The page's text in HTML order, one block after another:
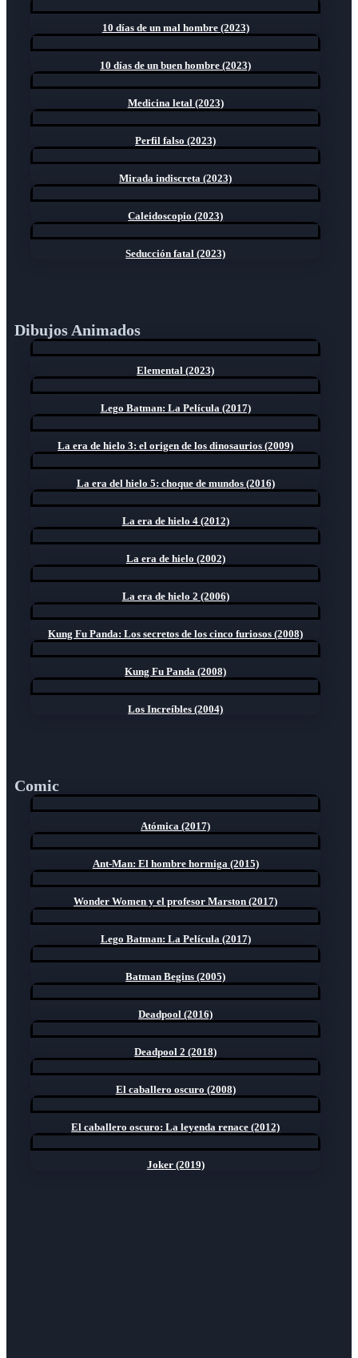
10 días de un mal hombre (2023)
10 días de un buen hombre (2023)
Medicina letal (2023)
Perfil falso (2023)
Mirada indiscreta (2023)
Caleidoscopio (2023)
Seducción fatal (2023)
Dibujos Animados
Elemental (2023)
Lego Batman: La Película (2017)
La era de hielo 3: el origen de los dinosaurios (2009)
La era del hielo 5: choque de mundos (2016)
La era de hielo 4 (2012)
La era de hielo (2002)
La era de hielo 2 (2006)
Kung Fu Panda: Los secretos de los cinco furiosos (2008)
Kung Fu Panda (2008)
Los Increíbles (2004)
Comic
Atómica (2017)
Ant-Man: El hombre hormiga (2015)
Wonder Women y el profesor Marston (2017)
Lego Batman: La Película (2017)
Batman Begins (2005)
Deadpool (2016)
Deadpool 2 (2018)
El caballero oscuro (2008)
El caballero oscuro: La leyenda renace (2012)
Joker (2019)